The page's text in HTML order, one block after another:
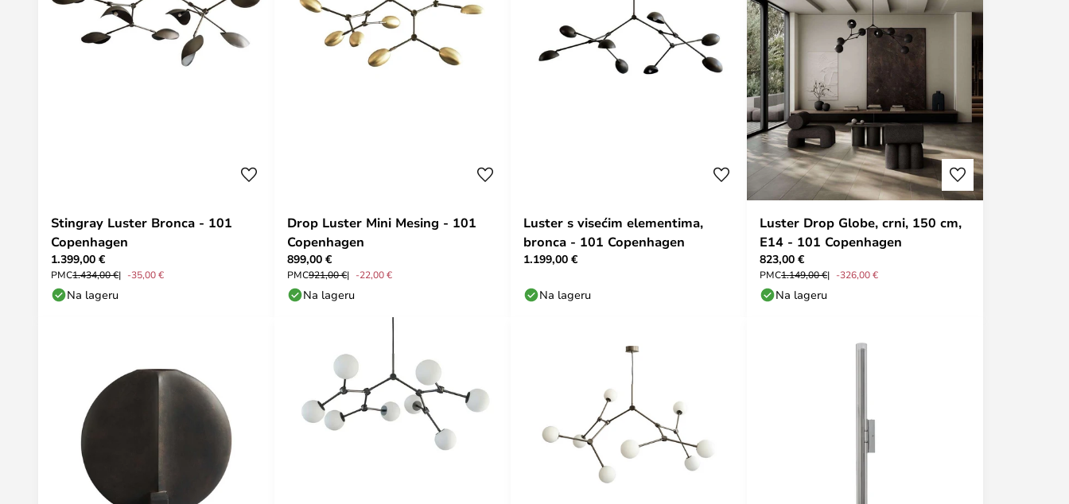
Stingray Luster Bronca - 101
Copenhagen
1.399,00 €
PMC1.434,00 € -35,00 €
Na lageru
Drop Luster Mini Mesing - 101
Copenhagen
899,00 €
PMC921,00 € -22,00 €
Na lageru
Luster s visećim elementima,
bronca - 101 Copenhagen
1.199,00 €
Na lageru
Luster Drop Globe, crni, 150 cm,
E14 - 101 Copenhagen
823,00 €
PMC1.149,00 € -326,00 €
Na lageru